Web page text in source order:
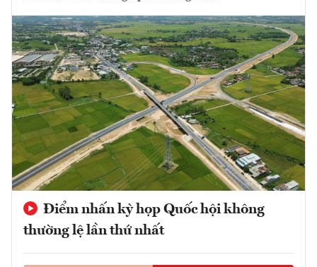
Điểm nhấn kỳ họp Quốc hội không
thường lệ lần thứ nhất